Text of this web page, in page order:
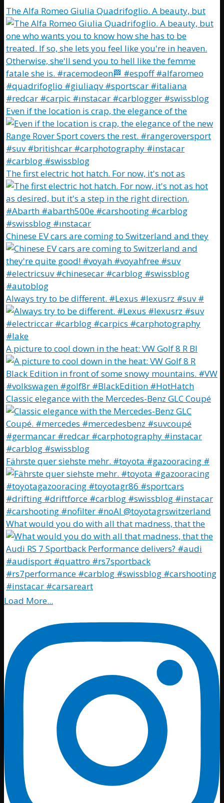
The Alfa Romeo Giulia Quadrifoglio. A beauty, but
Even if the location is crap, the elegance of the
The first electric hot hatch. For now, it's not as
Chinese EV cars are coming to Switzerland and they
Always try to be different. #Lexus #lexusrz #suv #
A picture to cool down in the heat: VW Golf 8 R Bl
Classic elegance with the Mercedes-Benz GLC Coupé
Fährste quer siehste mehr. #toyota #gazooracing #
What would you do with all that madness, that the
Load More...